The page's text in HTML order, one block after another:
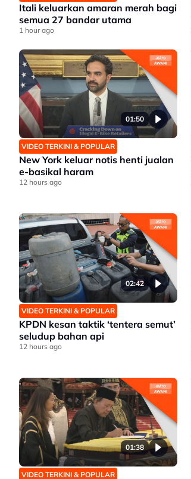
Itali keluarkan amaran merah bagi
semua 27 bandar utama
1 hour ago
01:50
VIDEO TERKINI & POPULAR
New York keluar notis henti jualan
e-basikal haram
12 hours ago
02:42
VIDEO TERKINI & POPULAR
KPDN kesan taktik ‘tentera semut’
seludup bahan api
12 hours ago
01:38
VIDEO TERKINI & POPULAR